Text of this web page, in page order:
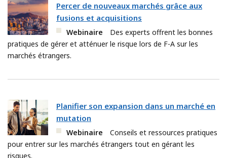
Percer de nouveaux marchés grâce aux
fusions et acquisitions
Webinaire
Des experts offrent les bonnes
pratiques de gérer et atténuer le risque lors de F-A sur les
marchés étrangers.
Planifier son expansion dans un marché en
mutation
Webinaire
Conseils et ressources pratiques
pour entrer sur les marchés étrangers tout en gérant les
risques.